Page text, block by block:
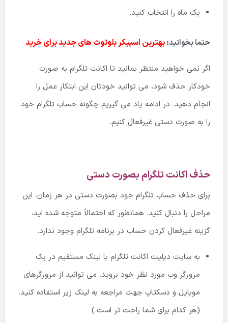
یک ماه را انتخاب کنید.
حتما بخوانید:بهترین اسپیکر بلوتوث های جدید برای خرید
اگر نمی خواهید منتظر بمانید تا اکانت تلگرام به صورت
خودکار حذف شود، می توانید خودتان این ابتکار عمل را
انجام دهید. در ادامه یاد می گیریم چگونه حساب تلگرام خود
را به صورت دستی غیرفعال کنیم.
حذف اکانت تلگرام بصورت دستی
برای حذف حساب تلگرام خود بصورت دستی در هر زمان، این
مراحل را دنبال کنید. همانطور که احتمالاً متوجه شده اید،
گزینه غیرفعال کردن حساب در برنامه تلگرام وجود ندارد.
به سایت دیلیت اکانت تلگرام با لینک مستقیم در یک
مرورگر وب مورد نظر خود بروید. می توانید از مرورگرهای
موبایل و دسکتاپ جهت مراجعه به لینک زیر استفاده کنید.
(هر کدام برای شما راحت تر است.)